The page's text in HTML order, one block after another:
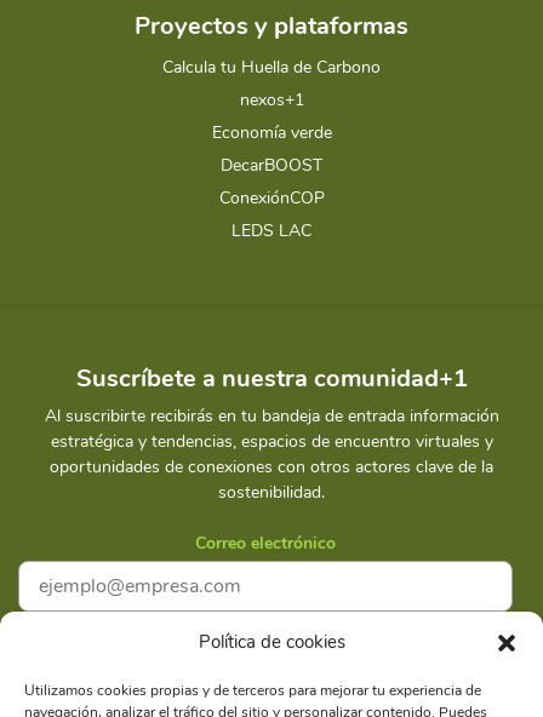
Política de cookies
Utilizamos cookies propias y de terceros para mejorar tu experiencia de
navegación, analizar el tráfico del sitio y personalizar contenido. Puedes
Proyectos y plataformas
Calcula tu Huella de Carbono
nexos+1
Economía verde
DecarBOOST
ConexiónCOP
LEDS LAC
Suscríbete a nuestra comunidad+1
Al suscribirte recibirás en tu bandeja de entrada información
estratégica y tendencias, espacios de encuentro virtuales y
oportunidades de conexiones con otros actores clave de la
sostenibilidad.
Correo electrónico
Acepto laPolítica de privacidad